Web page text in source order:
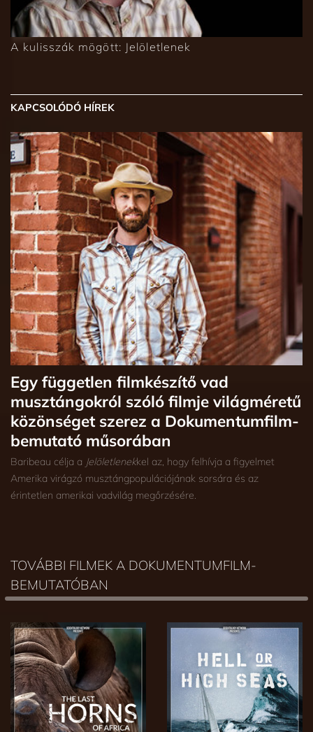
A kulisszák mögött: Jelöletlenek
KAPCSOLÓDÓ HÍREK
Egy független filmkészítő vad
musztángokról szóló filmje világméretű
közönséget szerez a Dokumentumfilm-
bemutató műsorában
Baribeau célja a Jelöletlenekkel az, hogy felhívja a figyelmet
Amerika virágzó musztángpopulációjának sorsára és az
érintetlen amerikai vadvilág megőrzésére.
TOVÁBBI FILMEK A DOKUMENTUMFILM-
BEMUTATÓBAN